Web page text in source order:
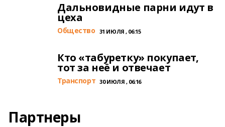
Дальновидные парни идут в
цеха
Общество 31 ИЮЛЯ , 06:15
Кто «табуретку» покупает,
тот за неё и отвечает
Транспорт 30 ИЮЛЯ , 06:16
Партнеры